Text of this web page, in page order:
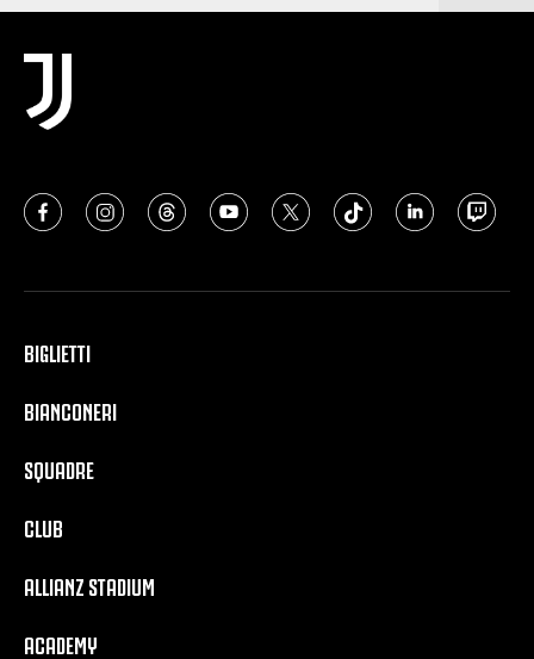
BIGLIETTI
BIANCONERI
SQUADRE
CLUB
ALLIANZ STADIUM
ACADEMY